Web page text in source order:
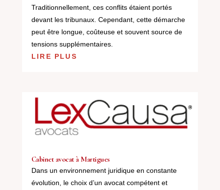
Traditionnellement, ces conflits étaient portés
devant les tribunaux. Cependant, cette démarche
peut être longue, coûteuse et souvent source de
tensions supplémentaires.
LIRE PLUS
Cabinet avocat à Martigues
Dans un environnement juridique en constante
évolution, le choix d’un avocat compétent et